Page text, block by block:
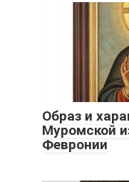
Образ и
Муромской
Февронии